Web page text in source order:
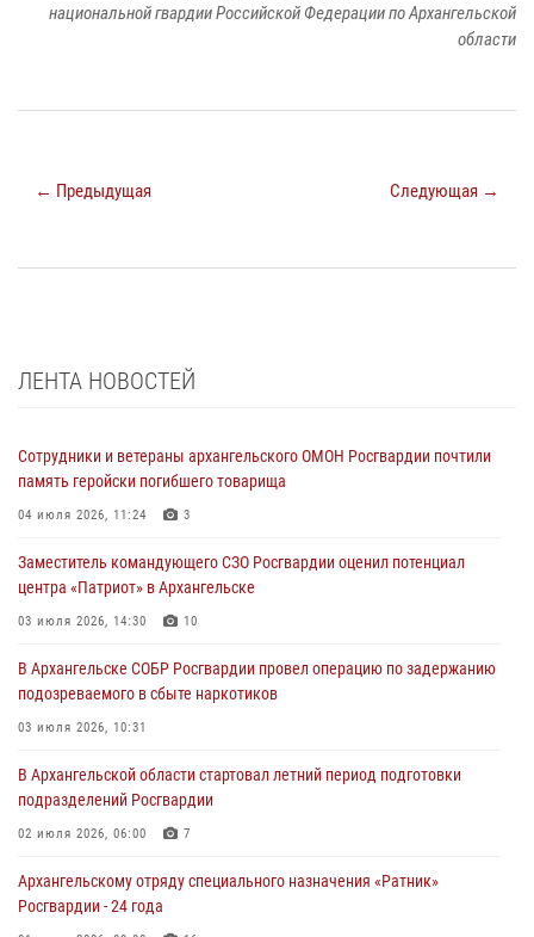
национальной гвардии Российской Федерации по Архангельской
области
← Предыдущая Следующая →
ЛЕНТА НОВОСТЕЙ
Сотрудники и ветераны архангельского ОМОН Росгвардии почтили
память геройски погибшего товарища
04 июля 2026, 11:24 3
Заместитель командующего СЗО Росгвардии оценил потенциал
центра «Патриот» в Архангельске
03 июля 2026, 14:30 10
В Архангельске СОБР Росгвардии провел операцию по задержанию
подозреваемого в сбыте наркотиков
03 июля 2026, 10:31
В Архангельской области стартовал летний период подготовки
подразделений Росгвардии
02 июля 2026, 06:00 7
Архангельскому отряду специального назначения «Ратник»
Росгвардии - 24 года